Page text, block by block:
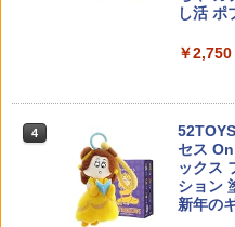
H400/
ワーフ
タカラ
ジョブ
ー 日産
ミニカ
エニッ
￥13,180
5
ot
ョン マ
リート
￥3,680
ZC
ズル
対応 高
￥770
【お買
B弾
分PLA
疾る！
￥1,840
し活 ポ
￥2,750
4
セス
ックス
ション
新年の